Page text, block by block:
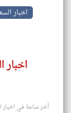
اخبار
اخبار
أخر ساعة في اخبار